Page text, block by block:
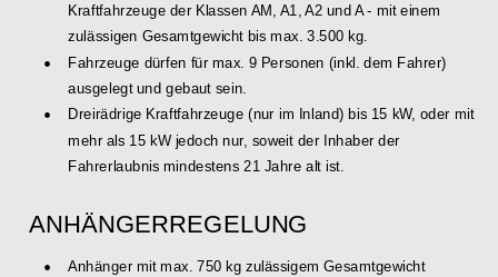
Kraftfahrzeuge der Klassen AM, A1, A2 und A - mit einem
zulässigen Gesamtgewicht bis max. 3.500 kg.
• Fahrzeuge dürfen für max. 9 Personen (inkl. dem Fahrer)
ausgelegt und gebaut sein.
• Dreirädrige Kraftfahrzeuge (nur im Inland) bis 15 kW, oder mit
mehr als 15 kW jedoch nur, soweit der Inhaber der
Fahrerlaubnis mindestens 21 Jahre alt ist.
ANHÄNGER­REGELUNG
• Anhänger mit max. 750 kg zulässigem Gesamtgewicht